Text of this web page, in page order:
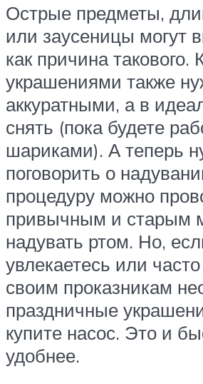
Острые предметы,
или заусеницы могут
как причина такового.
украшениями также
аккуратными, а в
снять (пока будете
шариками). А теперь
поговорить о
процедуру можно
привычным и старым
надувать ртом. Но,
увлекаетесь или часто
своим проказникам
праздничные
купите насос. Это и
удобнее.